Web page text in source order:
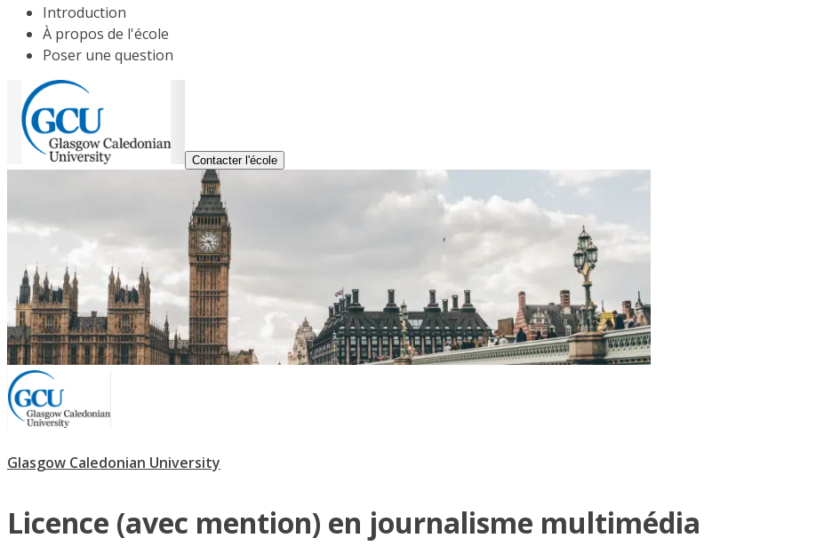
Introduction
À propos de l'école
Poser une question
Contacter l'école
Glasgow Caledonian University
Licence (avec mention) en journalisme multimédia